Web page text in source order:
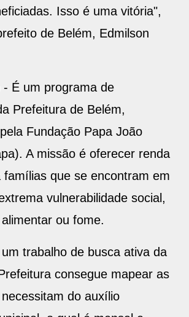
Isso é uma vitória",
de Belém, Edmilson
- É um programa de
Prefeitura de Belém,
Fundação Papa João
A missão é oferecer renda
famílias que se encontram em
vulnerabilidade social,
ou fome.
trabalho de busca ativa da
consegue mapear as
do auxílio